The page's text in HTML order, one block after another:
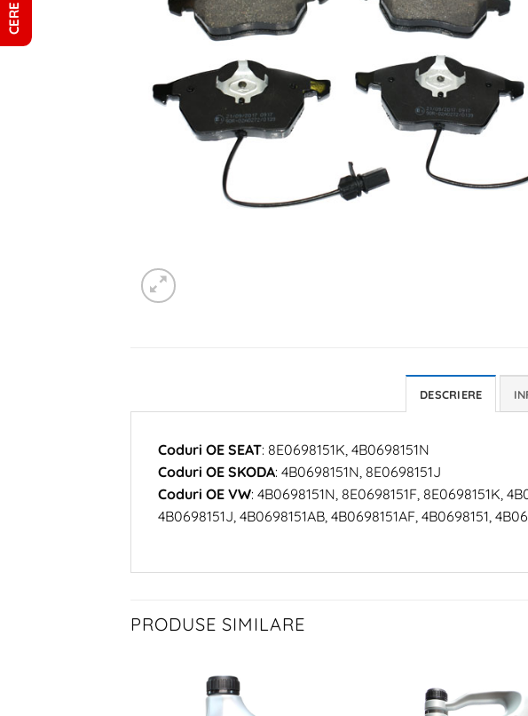
DESCRIERE
Coduri OE SEAT: 8E0698151K, 4B0698151N
Coduri OE SKODA: 4B0698151N, 8E0698151J
Coduri OE VW: 4B0698151N, 8E0698151F, 8E0698151K,
4B0698151J, 4B0698151AB, 4B0698151AF, 4B0698151,
PRODUSE SIMILARE